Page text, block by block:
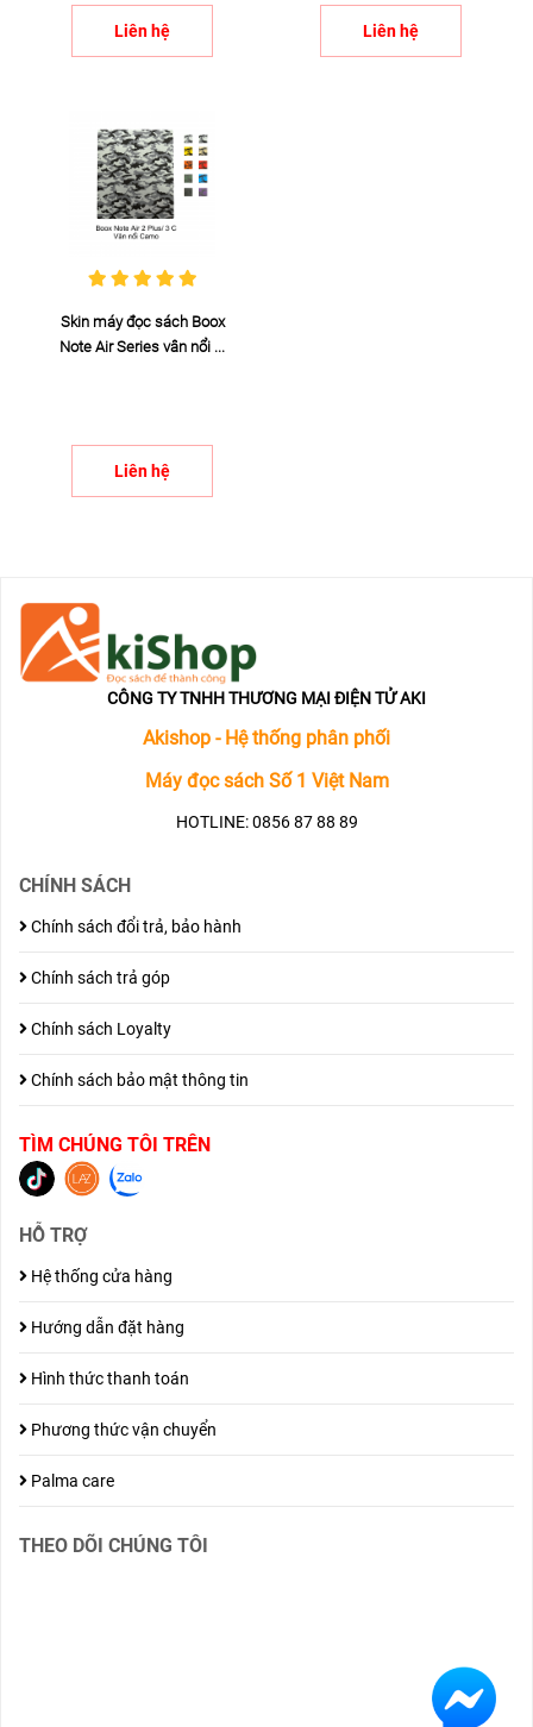
Liên hệ Liên hệ
Skin máy đọc sách Boox
Note Air Series vân nổi ...
Liên hệ
CÔNG TY TNHH THƯƠNG MẠI ĐIỆN TỬ AKI
Akishop - Hệ thống phân phối
Máy đọc sách Số 1 Việt Nam
HOTLINE: 0856 87 88 89
CHÍNH SÁCH
Chính sách đổi trả, bảo hành
Chính sách trả góp
Chính sách Loyalty
Chính sách bảo mật thông tin
TÌM CHÚNG TÔI TRÊN
HỖ TRỢ
Hệ thống cửa hàng
Hướng dẫn đặt hàng
Hình thức thanh toán
Phương thức vận chuyển
Palma care
THEO DÕI CHÚNG TÔI